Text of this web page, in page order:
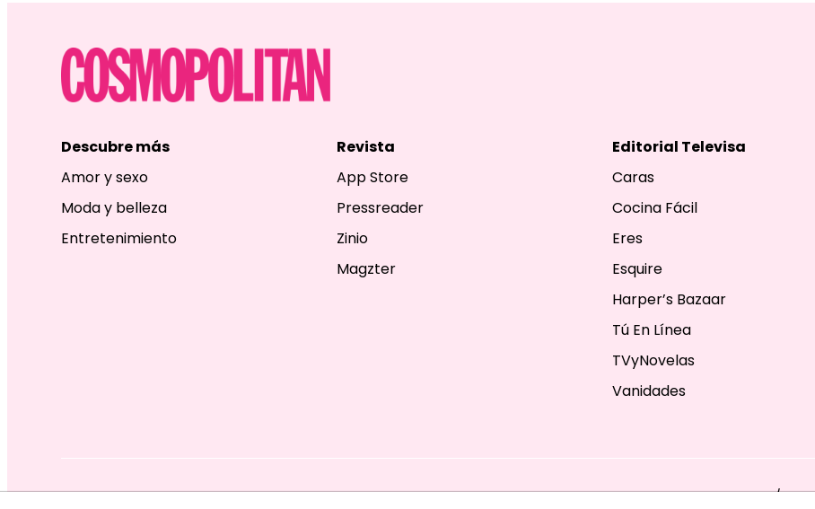
Descubre más
Amor y sexo
Moda y belleza
Entretenimiento
Revista
App Store
Pressreader
Zinio
Magzter
Editorial Televisa
Caras
Cocina Fácil
Eres
Esquire
Harper’s Bazaar
Tú En Línea
TVyNovelas
Vanidades
EDITORIAL TELEVISA S.A. DE C.V. TODOS LOS DERECHOS RESERVADOS. TBG - EDITORIAL TELEVISA - LIFESTYLES - BEAUTY /